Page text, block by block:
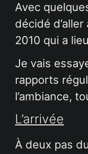
Avec
décidé d’aller
2010 qui a
Je vais
rapports
l’ambiance,
L’arrivée
À deux pas